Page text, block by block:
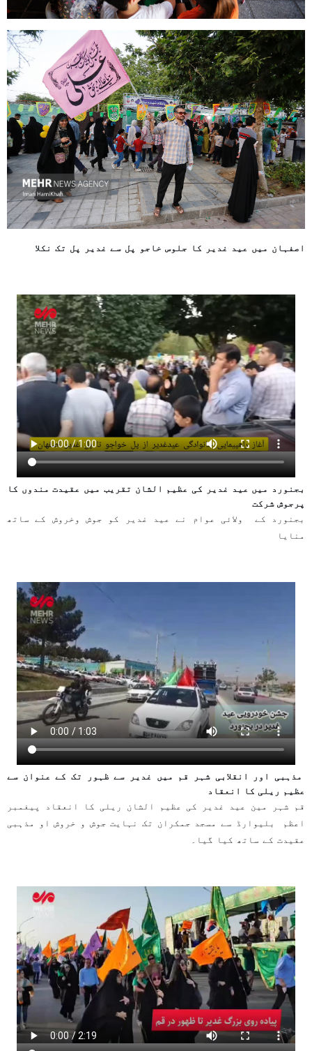
اصفہان میں عید غدیر کا جلوس خاجو پل سے غدیر پل تک نکلا
بجنورد میں عید غدیر کی عظیم الشان تقریب میں عقیدت مندوں کا
پرجوش شرکت
بجنورد کے ولائی عوام نے عید غدیر کو جوش وخروش کے ساتھ
منایا
مذہبی اور انقلابی شہر قم میں غدیر سے ظہور تک کے عنوان سے
عظیم ریلی کا انعقاد
قم شہر مین عید غدیر کی عظیم الشان ریلی کا انعقاد پیغمبر
اعظم بلیوارڈ سے مسجد جمکران تک نہایت جوش و خروش او مذہبی
عقیدت کے ساتھ کیا گیا۔